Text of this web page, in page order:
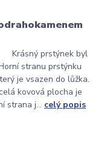
Krásný prstýnek byl
stranu prstýnku
je vsazen do lůžka.
kovová plocha je
strana j... celý popis